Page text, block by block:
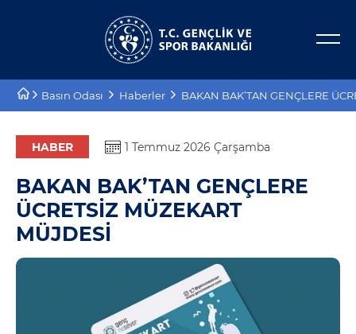
Basın Odası Haberler BAKAN BAK’TAN GENÇLERE
HABER 1 Temmuz 2026 Çarşamba
BAKAN BAK’TAN GENÇLERE
ÜCRETSİZ MÜZEKART
MÜJDESİ
Bakan Yardımcıları
Tarihçe
Misyon, Vizyon
Teşkilat Şeması
Mevzuat
Kurumsal Kimlik
Projeler
Proje Destekleri